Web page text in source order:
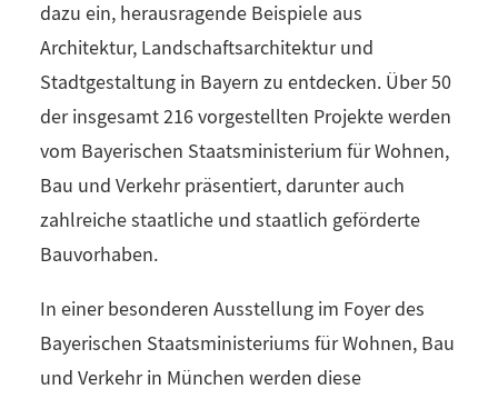
dazu ein, herausragende Beispiele aus
Architektur, Landschaftsarchitektur und
Stadtgestaltung in Bayern zu entdecken. Über 50
der insgesamt 216 vorgestellten Projekte werden
vom Bayerischen Staatsministerium für Wohnen,
Bau und Verkehr präsentiert, darunter auch
zahlreiche staatliche und staatlich geförderte
Bauvorhaben.
In einer besonderen Ausstellung im Foyer des
Bayerischen Staatsministeriums für Wohnen, Bau
und Verkehr in München werden diese